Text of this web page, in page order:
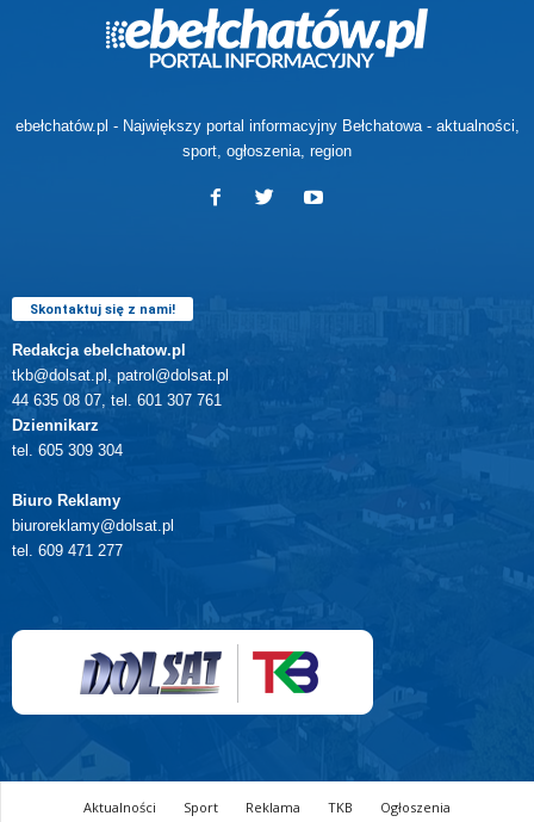
ebełchatów.pl - Największy portal informacyjny Bełchatowa - aktualności,
sport, ogłoszenia, region
Skontaktuj się z nami!
Redakcja ebelchatow.pl
tkb@dolsat.pl, patrol@dolsat.pl
44 635 08 07, tel. 601 307 761
Dziennikarz
tel. 605 309 304
Biuro Reklamy
biuroreklamy@dolsat.pl
tel. 609 471 277
Aktualności Sport Reklama TKB Ogłoszenia